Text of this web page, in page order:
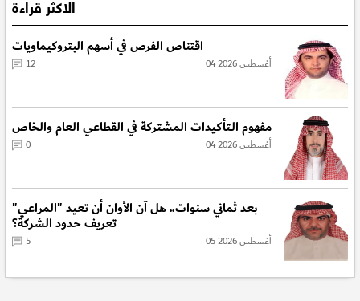
الاكثر قراءة
اقتناص الفرص في أسهم البتروكيماويات
04 أغسطس 2026 12
مفهوم الـتأكيدات المشتركة في القطاعي العام والخاص
04 أغسطس 2026 0
بعد ثماني سنوات.. هل آن الأوان أن تعيد "المراعي"
تعريف حدود الشركة؟
05 أغسطس 2026 5